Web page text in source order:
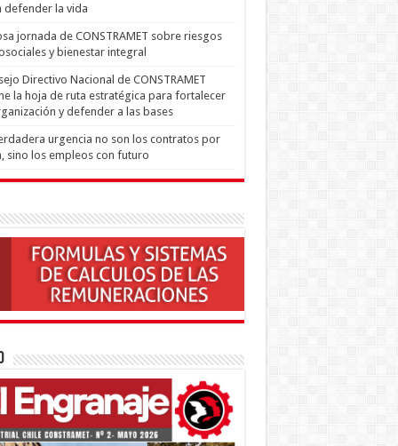
defender la vida
jornada de CONSTRAMET sobre riesgos
y bienestar integral
Directivo Nacional de CONSTRAMET
la hoja de ruta estratégica para fortalecer
y defender a las bases
urgencia no son los contratos por
sino los empleos con futuro